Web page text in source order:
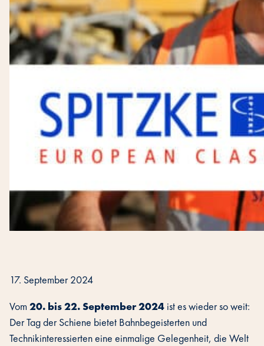
17. September 2024
Vom 20. bis 22. September 2024 ist es wieder so weit:
Der Tag der Schiene bietet Bahnbegeisterten und
Technikinteressierten eine einmalige Gelegenheit, die Welt